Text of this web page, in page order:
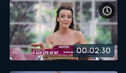
00:02:30